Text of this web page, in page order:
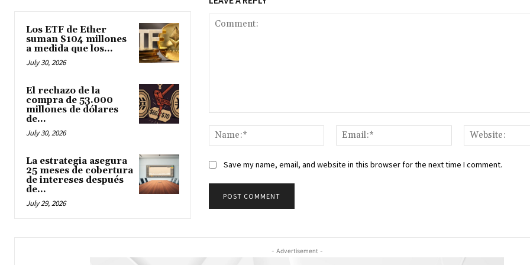
Los ETF de Ether
suman $104 millones
a medida que los...
July 30, 2026
El rechazo de la
compra de 53.000
millones de dólares
de...
July 30, 2026
La estrategia asegura
25 meses de cobertura
de intereses después
de...
July 29, 2026
Name:*
Email:*
Save my name, email, and website in this browser for the next time I comment.
- Advertisement -